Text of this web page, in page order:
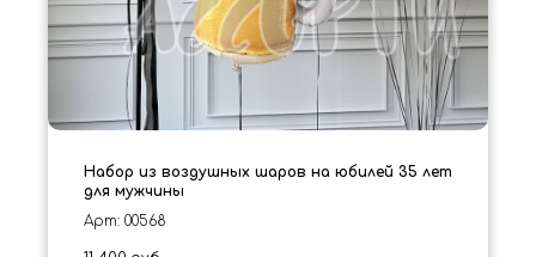
Набор из воздушных шаров на юбилей 35 лет
для мужчины
Арт: 00568